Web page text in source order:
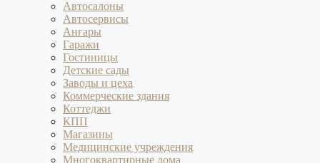
Автосалоны
Автосервисы
Ангары
Гаражи
Гостиницы
Детские сады
Заводы и цеха
Коммерческие здания
Коттеджи
КПП
Магазины
Медицинские учреждения
Многоквартирные дома